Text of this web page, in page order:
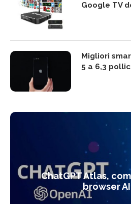
Google TV
Migliori
5 a 6,3
ChatGPT Atlas,
browser